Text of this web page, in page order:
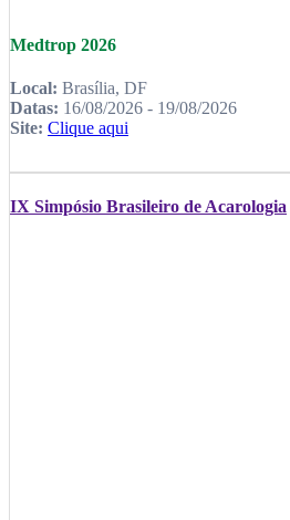
Medtrop 2026
Local: Brasília, DF
Datas: 16/08/2026 - 19/08/2026
Site: Clique aqui
IX Simpósio Brasileiro de Acarologia